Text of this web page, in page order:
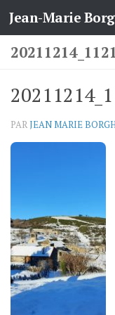
Skip to content
Jean-Marie
PARJEAN MARIE